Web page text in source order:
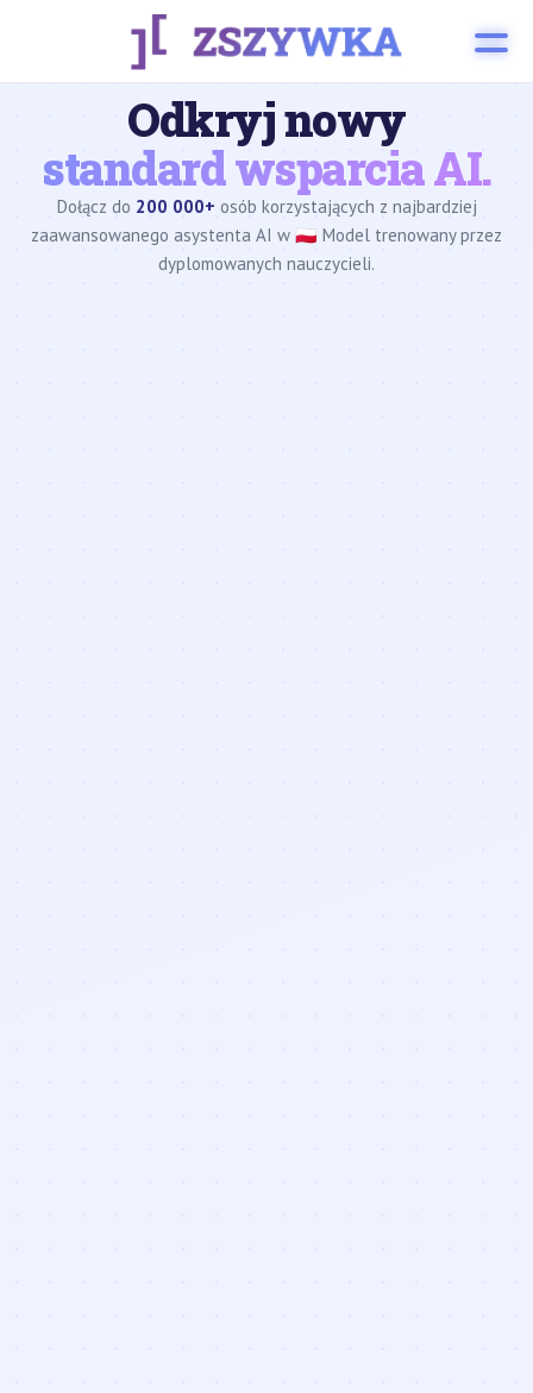
Odkryj nowy
standard wsparcia AI.
Dołącz do 200 000+ osób korzystających z najbardziej
zaawansowanego asystenta AI w 🇵🇱 Model trenowany przez
dyplomowanych nauczycieli.